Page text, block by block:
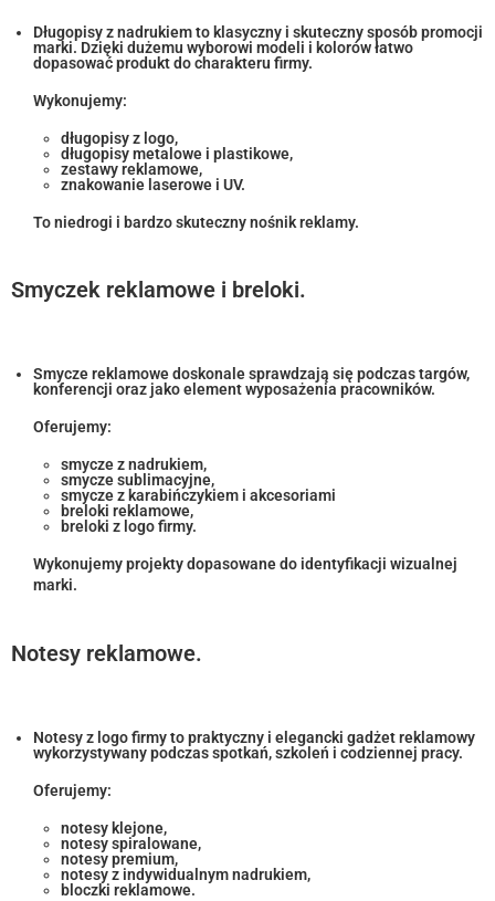
Długopisy z nadrukiem to klasyczny i skuteczny sposób promocji
marki. Dzięki dużemu wyborowi modeli i kolorów łatwo
dopasować produkt do charakteru firmy.
Wykonujemy:
długopisy z logo,
długopisy metalowe i plastikowe,
zestawy reklamowe,
znakowanie laserowe i UV.
To niedrogi i bardzo skuteczny nośnik reklamy.
Smyczek reklamowe i breloki.
Smycze reklamowe doskonale sprawdzają się podczas targów,
konferencji oraz jako element wyposażenia pracowników.
Oferujemy:
smycze z nadrukiem,
smycze sublimacyjne,
smycze z karabińczykiem i akcesoriami
breloki reklamowe,
breloki z logo firmy.
Wykonujemy projekty dopasowane do identyfikacji wizualnej
marki.
Notesy reklamowe.
Notesy z logo firmy to praktyczny i elegancki gadżet reklamowy
wykorzystywany podczas spotkań, szkoleń i codziennej pracy.
Oferujemy:
notesy klejone,
notesy spiralowane,
notesy premium,
notesy z indywidualnym nadrukiem,
bloczki reklamowe.